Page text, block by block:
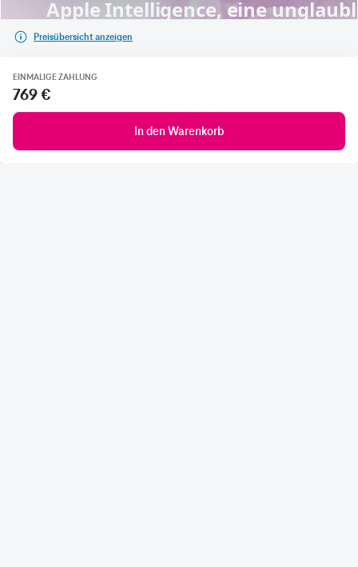
Preisübersicht anzeigen
EINMALIGE ZAHLUNG
769 €
In den Warenkorb